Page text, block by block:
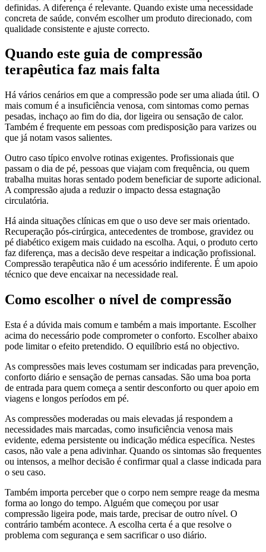
definidas. A diferença é relevante. Quando existe uma necessidade
concreta de saúde, convém escolher um produto direcionado, com
qualidade consistente e ajuste correcto.
Quando este guia de compressão
terapêutica faz mais falta
Há vários cenários em que a compressão pode ser uma aliada útil. O
mais comum é a insuficiência venosa, com sintomas como pernas
pesadas, inchaço ao fim do dia, dor ligeira ou sensação de calor.
Também é frequente em pessoas com predisposição para varizes ou
que já notam vasos salientes.
Outro caso típico envolve rotinas exigentes. Profissionais que
passam o dia de pé, pessoas que viajam com frequência, ou quem
trabalha muitas horas sentado podem beneficiar de suporte adicional.
A compressão ajuda a reduzir o impacto dessa estagnação
circulatória.
Há ainda situações clínicas em que o uso deve ser mais orientado.
Recuperação pós-cirúrgica, antecedentes de trombose, gravidez ou
pé diabético exigem mais cuidado na escolha. Aqui, o produto certo
faz diferença, mas a decisão deve respeitar a indicação profissional.
Compressão terapêutica não é um acessório indiferente. É um apoio
técnico que deve encaixar na necessidade real.
Como escolher o nível de compressão
Esta é a dúvida mais comum e também a mais importante. Escolher
acima do necessário pode comprometer o conforto. Escolher abaixo
pode limitar o efeito pretendido. O equilíbrio está no objectivo.
As compressões mais leves costumam ser indicadas para prevenção,
conforto diário e sensação de pernas cansadas. São uma boa porta
de entrada para quem começa a sentir desconforto ou quer apoio em
viagens e longos períodos em pé.
As compressões moderadas ou mais elevadas já respondem a
necessidades mais marcadas, como insuficiência venosa mais
evidente, edema persistente ou indicação médica específica. Nestes
casos, não vale a pena adivinhar. Quando os sintomas são frequentes
ou intensos, a melhor decisão é confirmar qual a classe indicada para
o seu caso.
Também importa perceber que o corpo nem sempre reage da mesma
forma ao longo do tempo. Alguém que começou por usar
compressão ligeira pode, mais tarde, precisar de outro nível. O
contrário também acontece. A escolha certa é a que resolve o
problema com segurança e sem sacrificar o uso diário.